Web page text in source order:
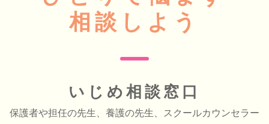
相談しよう
いじめ相談窓口
保護者や担任の先生、養護の先生、スクールカウンセラー